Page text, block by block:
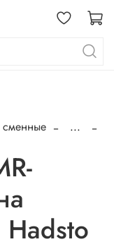
сменные
...
Hadsto